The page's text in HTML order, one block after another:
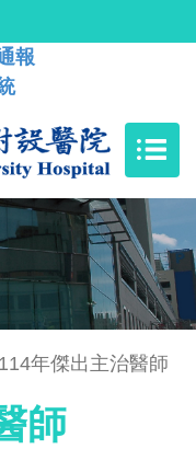
報
114年傑出主治醫師
師